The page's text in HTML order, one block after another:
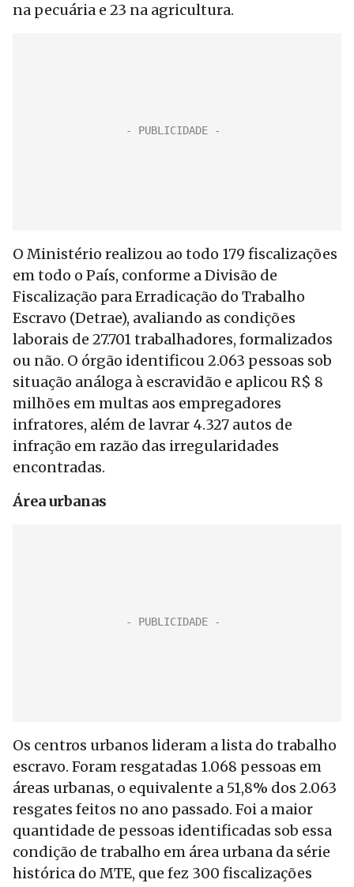
na pecuária e 23 na agricultura.
O Ministério realizou ao todo 179 fiscalizações
em todo o País, conforme a Divisão de
Fiscalização para Erradicação do Trabalho
Escravo (Detrae), avaliando as condições
laborais de 27.701 trabalhadores, formalizados
ou não. O órgão identificou 2.063 pessoas sob
situação análoga à escravidão e aplicou R$ 8
milhões em multas aos empregadores
infratores, além de lavrar 4.327 autos de
infração em razão das irregularidades
encontradas.
Área urbanas
Os centros urbanos lideram a lista do trabalho
escravo. Foram resgatadas 1.068 pessoas em
áreas urbanas, o equivalente a 51,8% dos 2.063
resgates feitos no ano passado. Foi a maior
quantidade de pessoas identificadas sob essa
condição de trabalho em área urbana da série
histórica do MTE, que fez 300 fiscalizações